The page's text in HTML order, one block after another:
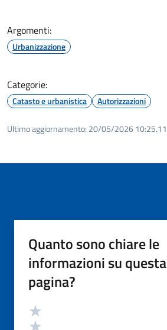
Argomenti:
Urbanizzazione
Categorie:
Catasto e urbanistica Autorizzazioni
Ultimo aggiornamento: 20/05/2026 10:25.11
Quanto sono chiare le
informazioni su questa
pagina?
Valutazione